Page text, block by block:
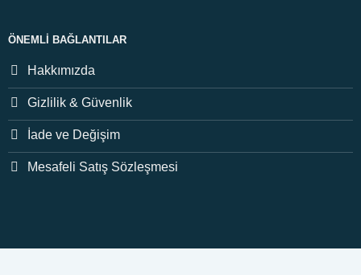
ÖNEMLI BAĞLANTILAR
Hakkımızda
Gizlilik & Güvenlik
İade ve Değişim
Mesafeli Satış Sözleşmesi